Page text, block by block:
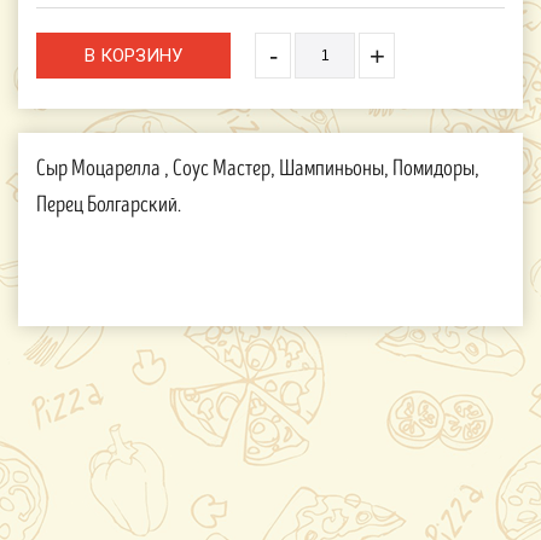
- +
Сыр Моцарелла , Соус Мастер, Шампиньоны, Помидоры,
Перец Болгарский.